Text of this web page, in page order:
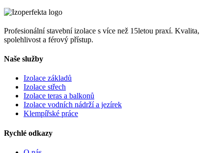
Profesionální stavební izolace s více než 15letou praxí. Kvalita,
spolehlivost a férový přístup.
Naše služby
Izolace základů
Izolace střech
Izolace teras a balkonů
Izolace vodních nádrží a jezírek
Klempířské práce
Rychlé odkazy